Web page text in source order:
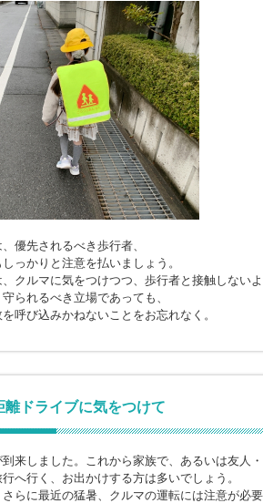
優先されるべき歩行者、
っかりと注意を払いましょう。
クルマに気をつけつつ、歩行者と接触しない
られるべき立場であっても、
呼び込みかねないことをお忘れなく。
ドライブに気をつけて
来しました。これから家族で、あるいは友人
へ行く、お出かけする方は多いでしょう。
らに最近の猛暑、クルマの運転には注意が必